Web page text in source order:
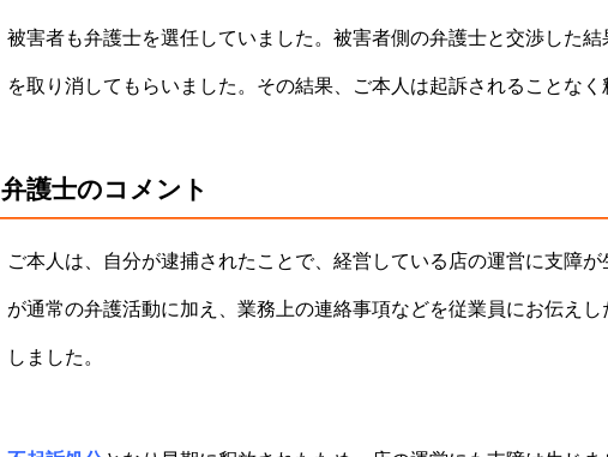
被害者も弁護士を選任していました。被害者側の弁護士と交渉した
を取り消してもらいました。その結果、ご本人は起訴されることなく
弁護士のコメント
ご本人は、自分が逮捕されたことで、経営している店の運営に支障
が通常の弁護活動に加え、業務上の連絡事項などを従業員にお伝え
しました。